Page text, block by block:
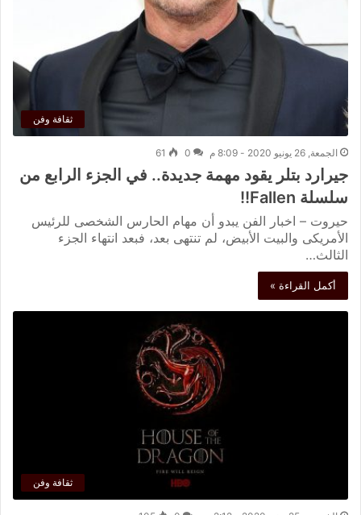
ثقافة وفن
الجمعة, 26 يونيو 2020 - 8:09 م 0
61
جيرارد بتلر يقود مهمة جديدة.. في الجزء الرابع من
سلسلة Fallen!!
حيروت – اخبار الفن يبدو أن مهام الحارس الشخصى للرئيس
الأمريكى والبيت الأبيض، لم تنتهى بعد، فبعد انتهاء الجزء
الثالث…
أكمل القراءة »
ثقافة وفن